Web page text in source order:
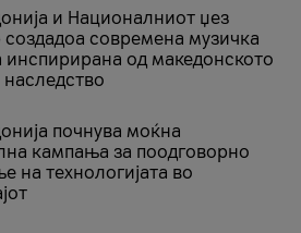
и Националниот џез
создадоа современа музичка
инспирирана од македонското
наследство
почнува моќна
кампања за поодговорно
на технологијата во